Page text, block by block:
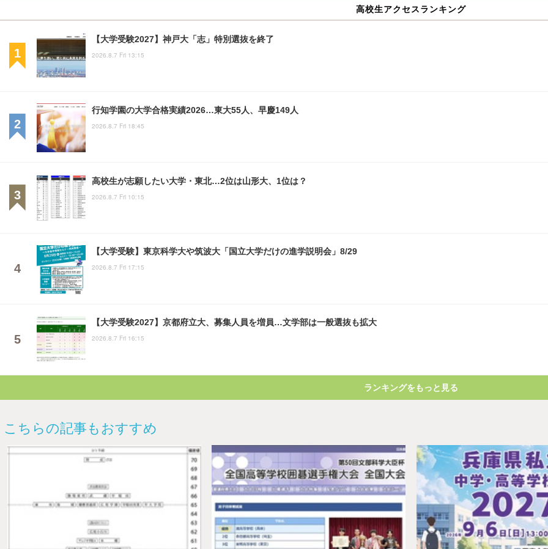
高校生アクセスランキング
【大学受験2027】神戸大「志」特別選抜を終了
2026.8.7 Fri 13:15
行知学園の大学合格実績2026…東大55人、早慶149人
2026.8.7 Fri 18:45
高校生が志願したい大学・東北…2位は山形大、1位は？
2026.8.7 Fri 10:15
【大学受験】東京科学大や筑波大「国立大学だけの進学説明会」8/29
2026.8.7 Fri 17:15
【大学受験2027】京都府立大、募集人員を増員…文学部は一般選抜も拡大
2026.8.7 Fri 16:15
ランキングをもっと見る
こちらの記事もおすすめ